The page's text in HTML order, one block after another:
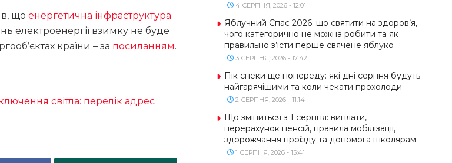
що енергетична інфраструктура
електроенергії взимку не буде
країни – за посиланням.
світла: перелік адрес
4 СЕРПНЯ, 2026 - 12:01
Яблучний Спас 2026: що святити на здоров’я,
чого категорично не можна робити та як
правильно з’їсти перше свячене яблуко
3 СЕРПНЯ, 2026 - 17:42
Пік спеки ще попереду: які дні серпня будуть
найгарячішими та коли чекати прохолоди
2 СЕРПНЯ, 2026 - 11:14
Що зміниться з 1 серпня: виплати,
перерахунок пенсій, правила мобілізації,
здорожчання проїзду та допомога школярам
1 СЕРПНЯ, 2026 - 15:41